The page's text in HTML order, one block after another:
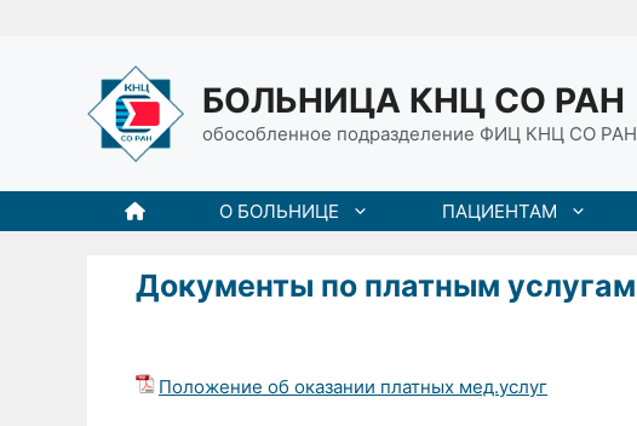
БОЛЬНИЦА КНЦ СО РАН
обособленное подразделение ФИЦ КНЦ СО РАН
О БОЛЬНИЦЕ ПАЦИЕНТАМ
Документы по платным услугам
Положение об оказании платных мед.услуг